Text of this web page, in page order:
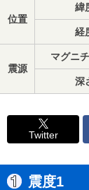
位置
緯
経
震源
マグニ
深
Twitter
震度1